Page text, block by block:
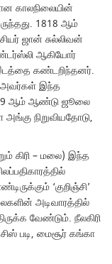
காலநிலையின்
1818 ஆம்
ஜான் சுல்லிவன்
ஆகியோர்
கண்டறிந்தனர்.
அவர்கள் இந்த
ஆம் ஆண்டு ஜூலை
நிறுவியதோடு,
கிரி – மலை) இந்த
‘குறிஞ்சி’
அடிவாரத்தில்
வேண்டும். நீலகிரி
படி, மைசூர் கங்கா